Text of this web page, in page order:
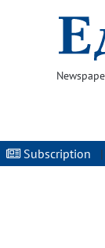
Subscription |